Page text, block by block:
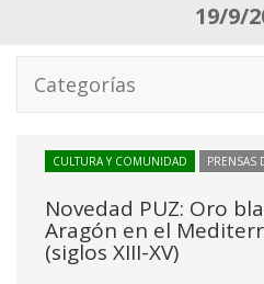
19/9/
Categorías
CULTURA Y COMUNIDAD PRENSAS
Novedad PUZ: Oro
Aragón en el
(siglos XIII-XV)